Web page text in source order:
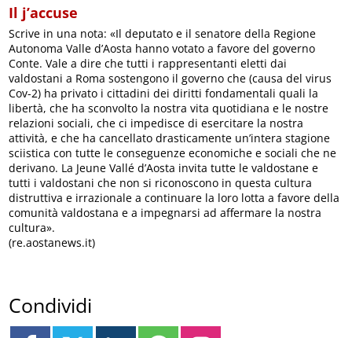
Il j’accuse
Scrive in una nota: «Il deputato e il senatore della Regione
Autonoma Valle d’Aosta hanno votato a favore del governo
Conte. Vale a dire che tutti i rappresentanti eletti dai
valdostani a Roma sostengono il governo che (causa del virus
Cov-2) ha privato i cittadini dei diritti fondamentali quali la
libertà, che ha sconvolto la nostra vita quotidiana e le nostre
relazioni sociali, che ci impedisce di esercitare la nostra
attività, e che ha cancellato drasticamente un’intera stagione
sciistica con tutte le conseguenze economiche e sociali che ne
derivano. La Jeune Vallé d’Aosta invita tutte le valdostane e
tutti i valdostani che non si riconoscono in questa cultura
distruttiva e irrazionale a continuare la loro lotta a favore della
comunità valdostana e a impegnarsi ad affermare la nostra
cultura».
(re.aostanews.it)
Condividi